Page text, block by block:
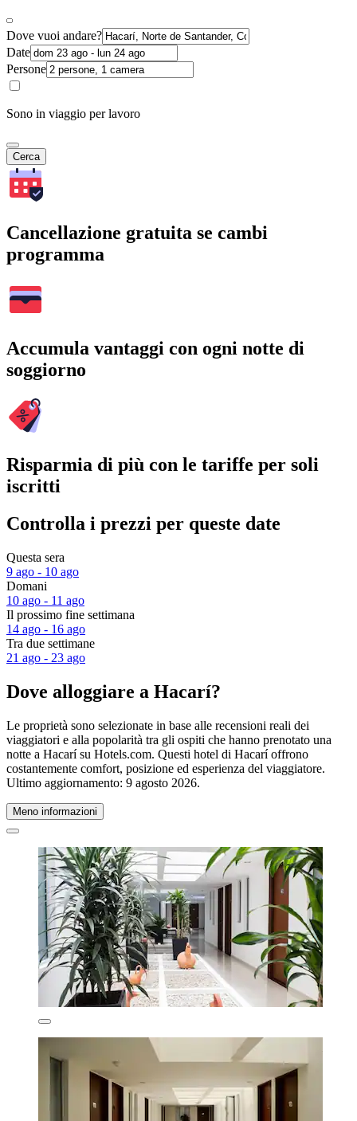
Dove vuoi andare?
Date
Persone
Sono in viaggio per lavoro
Cerca
Cancellazione gratuita se cambi
programma
Accumula vantaggi con ogni notte di
soggiorno
Risparmia di più con le tariffe per soli
iscritti
Controlla i prezzi per queste date
Questa sera
9 ago - 10 ago
Domani
10 ago - 11 ago
Il prossimo fine settimana
14 ago - 16 ago
Tra due settimane
21 ago - 23 ago
Dove alloggiare a Hacarí?
Le proprietà sono selezionate in base alle recensioni reali dei
viaggiatori e alla popolarità tra gli ospiti che hanno prenotato una
notte a Hacarí su Hotels.com. Questi hotel di Hacarí offrono
costantemente comfort, posizione ed esperienza del viaggiatore.
Ultimo aggiornamento: 9 agosto 2026.
Meno informazioni